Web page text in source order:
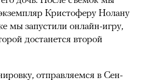
Кристоферу Нолану
мы запустили онлайн-игру,
достанется второй
отправляемся в Сен-